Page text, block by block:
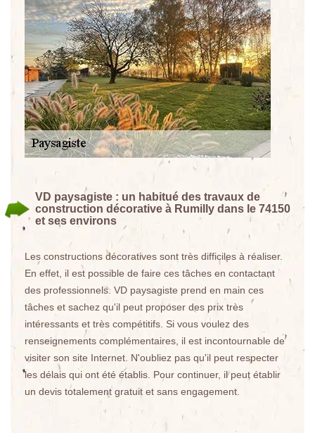
VD paysagiste : un habitué des travaux de
construction décorative à Rumilly dans le 74150
et ses environs
Les constructions décoratives sont très difficiles à réaliser.
En effet, il est possible de faire ces tâches en contactant
des professionnels. VD paysagiste prend en main ces
tâches et sachez qu'il peut proposer des prix très
intéressants et très compétitifs. Si vous voulez des
renseignements complémentaires, il est incontournable de
visiter son site Internet. N'oubliez pas qu'il peut respecter
les délais qui ont été établis. Pour continuer, il peut établir
un devis totalement gratuit et sans engagement.